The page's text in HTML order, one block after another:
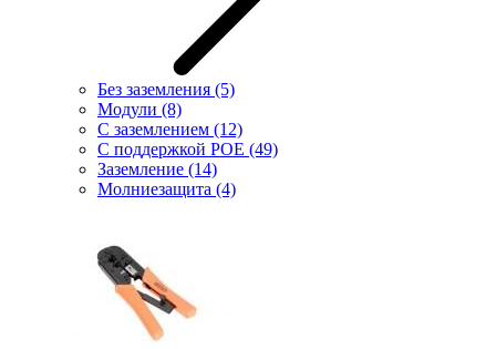
Без заземления (5)
Модули (8)
С заземлением (12)
С поддержкой POE (49)
Заземление (14)
Молниезащита (4)